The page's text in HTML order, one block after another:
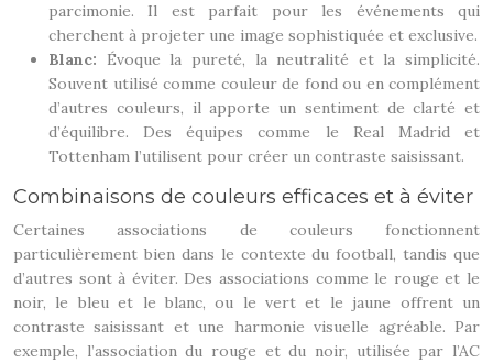
parcimonie. Il est parfait pour les événements qui
cherchent à projeter une image sophistiquée et exclusive.
Blanc: Évoque la pureté, la neutralité et la simplicité.
Souvent utilisé comme couleur de fond ou en complément
d’autres couleurs, il apporte un sentiment de clarté et
d’équilibre. Des équipes comme le Real Madrid et
Tottenham l’utilisent pour créer un contraste saisissant.
Combinaisons de couleurs efficaces et à éviter
Certaines associations de couleurs fonctionnent
particulièrement bien dans le contexte du football, tandis que
d’autres sont à éviter. Des associations comme le rouge et le
noir, le bleu et le blanc, ou le vert et le jaune offrent un
contraste saisissant et une harmonie visuelle agréable. Par
exemple, l’association du rouge et du noir, utilisée par l’AC